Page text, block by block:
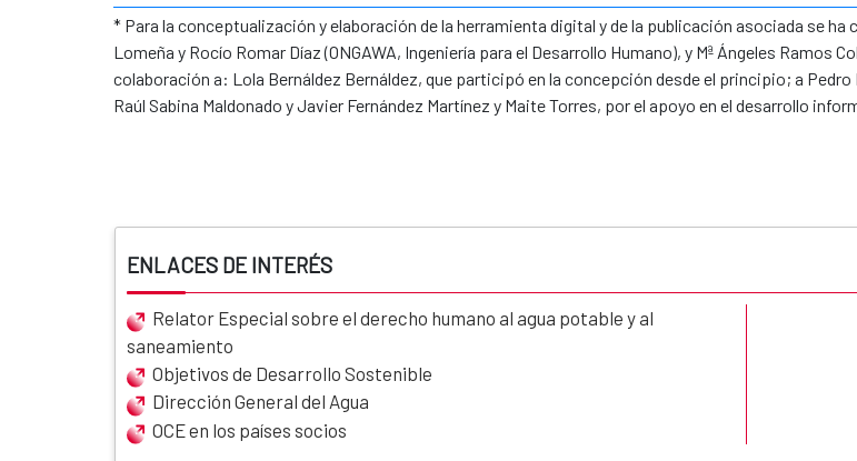
* Para la conceptualización y elaboración de la herramienta digital y de la publicación asociada se ha
Lomeña y Rocío Romar Díaz (ONGAWA, Ingeniería para el Desarrollo Humano), y Mª Ángeles
colaboración a: Lola Bernáldez Bernáldez, que participó en la concepción desde el principio; a
Raúl Sabina Maldonado y Javier Fernández Martínez y Maite Torres, por el apoyo en el desarrollo
ENLACES DE INTERÉS
Relator Especial sobre el derecho humano al agua potable y al
saneamiento
Objetivos de Desarrollo Sostenible
Dirección General del Agua
OCE en los países socios